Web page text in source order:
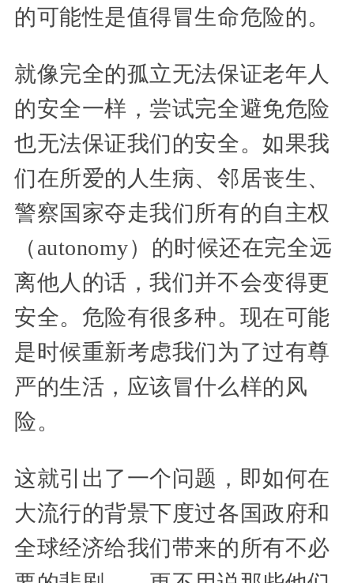
的可能性是值得冒生命危险的。
就像完全的孤立无法保证老年人
的安全一样，尝试完全避免危险
也无法保证我们的安全。如果我
们在所爱的人生病、邻居丧生、
警察国家夺走我们所有的自主权
（autonomy）的时候还在完全远
离他人的话，我们并不会变得更
安全。危险有很多种。现在可能
是时候重新考虑我们为了过有尊
严的生活，应该冒什么样的风
险。
这就引出了一个问题，即如何在
大流行的背景下度过各国政府和
全球经济给我们带来的所有不必